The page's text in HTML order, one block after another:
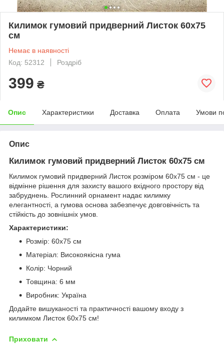
Килимок гумовий придверний Листок 60х75
см
Немає в наявності
Код: 52312
Роздріб
399 ₴
Опис Характеристики Доставка Оплата Умови
Опис
Килимок гумовий придверний Листок 60х75 см
Килимок гумовий придверний Листок розміром 60х75 см - це
відмінне рішення для захисту вашого вхідного простору від
забруднень. Рослинний орнамент надає килимку
елегантності, а гумова основа забезпечує довговічність та
стійкість до зовнішніх умов.
Характеристики:
Розмір: 60х75 см
Матеріал: Високоякісна гума
Колір: Чорний
Товщина: 6 мм
Виробник: Україна
Додайте вишуканості та практичності вашому входу з
килимком Листок 60х75 см!
Приховати